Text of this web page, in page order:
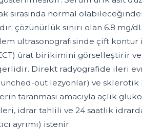
sırasında normal
çözünürlük sınırı olan 6.8
ultrasonografisinde çift kontur
ürat birikimini görselleştirir
Direkt radyografide ileri
out lezyonlar) ve
taranması amacıyla açlık
idrar tahlili ve 24 saatlik idrarda
ayrımı) istenir.